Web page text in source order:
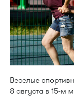
Веселые
8 августа в 15-м